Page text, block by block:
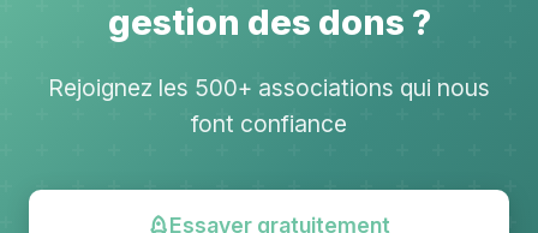
gestion des dons ?
Rejoignez les 500+ associations qui nous
font confiance
Essayer gratuitement